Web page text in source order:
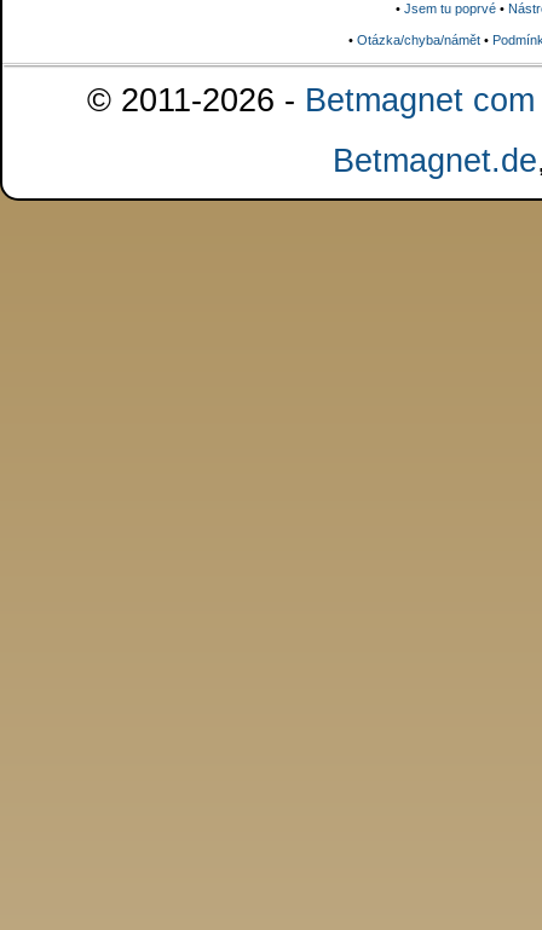
• Jsem tu poprvé •
• Otázka/chyba/námět•
© 2011-2026 - Betmagnet
Betmagnet.de